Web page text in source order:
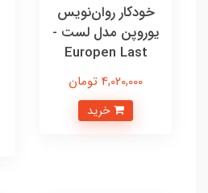
خودکار روان‌نویس
یوروپن مدل لست -
Europen Last
4,020,000 تومان